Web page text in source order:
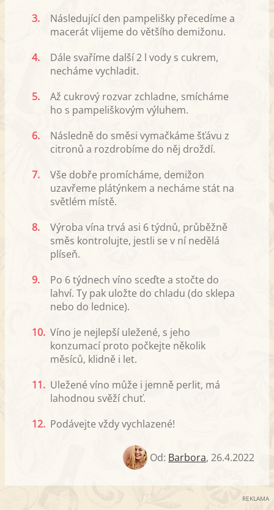
3.
Následující den pampelišky přecedíme a
macerát vlijeme do většího demižonu.
4.
Dále svaříme další 2 l vody s cukrem,
necháme vychladit.
5.
Až cukrový rozvar zchladne, smícháme
ho s pampeliškovým výluhem.
6.
Následně do směsi vymačkáme šťávu z
citronů a rozdrobíme do něj droždí.
7.
Vše dobře promícháme, demižon
uzavřeme plátýnkem a necháme stát na
světlém místě.
8.
Výroba vína trvá asi 6 týdnů, průběžně
směs kontrolujte, jestli se v ní nedělá
plíseň.
9.
Po 6 týdnech víno sceďte a stočte do
lahví. Ty pak uložte do chladu (do sklepa
nebo do lednice).
10. Víno je nejlepší uležené, s jeho
konzumací proto počkejte několik
měsíců, klidně i let.
11. Uležené víno může i jemně perlit, má
lahodnou svěží chuť.
12. Podávejte vždy vychlazené!
Od: Barbora, 26.4.2022
REKLAMA